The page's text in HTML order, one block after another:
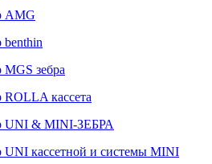
AMG
зебра
кассета
UNI & MINI-ЗЕБРА
кассетной и системы MINI